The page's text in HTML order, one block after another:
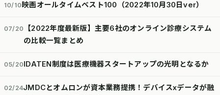
10/10映画オールタイムベスト100（2022年10月30日ver）
07/20
【2022年度最新版】主要6社のオンライン診療システム
の比較一覧まとめ
05/20IDATEN制度は医療機器スタートアップの光明となるか
02/24JMDCとオムロンが資本業務提携！デバイスxデータが融